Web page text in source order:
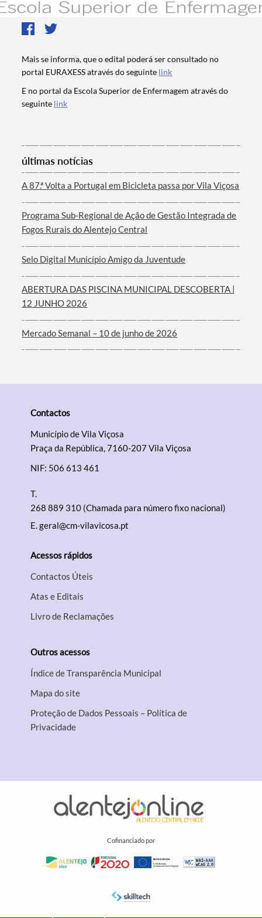
Termo de Pesquisa
Categorias gerais
Filtros
Mais se informa, que o edital poderá ser consultado no
portal EURAXESS através do seguinte link
E no portal da Escola Superior de Enfermagem através do
seguinte link
últimas notícias
A 87.ª Volta a Portugal em Bicicleta passa por Vila Viçosa
Programa Sub-Regional de Ação de Gestão Integrada de
Fogos Rurais do Alentejo Central
Selo Digital Município Amigo da Juventude
ABERTURA DAS PISCINA MUNICIPAL DESCOBERTA |
12 JUNHO 2026
Mercado Semanal – 10 de junho de 2026
Contactos
Município de Vila Viçosa
Praça da República, 7160-207 Vila Viçosa
NIF: 506 613 461
T.
268 889 310 (Chamada para número fixo nacional)
E.geral@cm-vilavicosa.pt
Acessos rápidos
Contactos Úteis
Atas e Editais
Livro de Reclamações
Outros acessos
Índice de Transparência Municipal
Mapa do site
Proteção de Dados Pessoais – Política de
Privacidade
Cofinanciado por